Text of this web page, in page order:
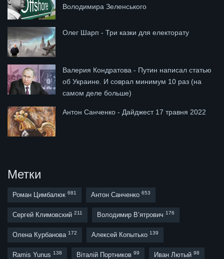
Володимира Зеленського
Олег Шарп - Три казки для електорату
Валерия Кондратова - Путин написал статью
об Украине. И соврал минимум 10 раз (на
самом деле больше)
Антон Санченко - Дайджест 17 травня 2022
Метки
Роман Цимбалюк 681 Антон Санченко 653
Сергей Климовский 211 Володимир В’ятрович 176
Олена Курбанова 172 Алексей Копытько 139
Ramis Yunus 138 Віталій Портников 99 Иван Лютый 98